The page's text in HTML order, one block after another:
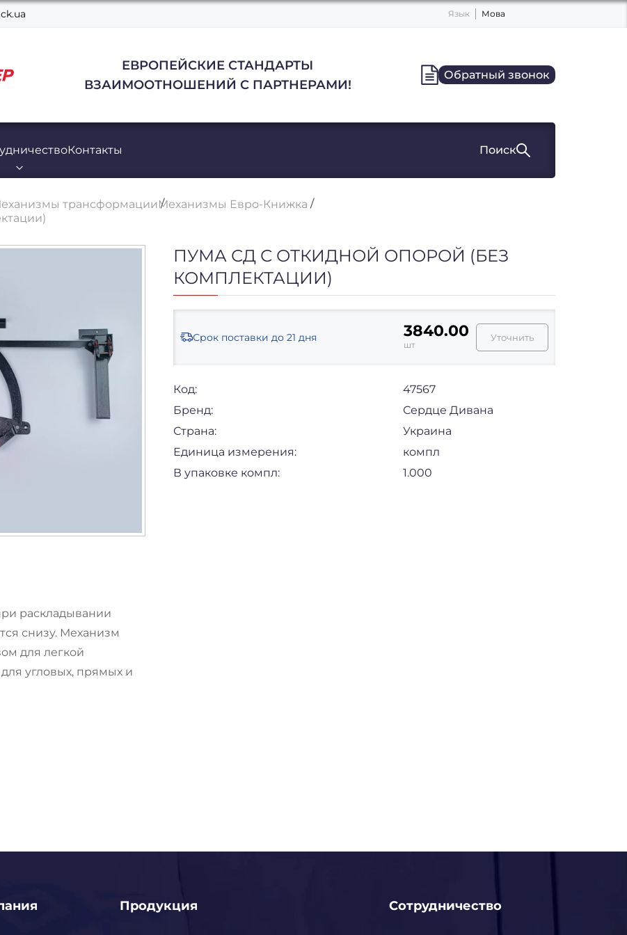
Язык Мова
ЕВРОПЕЙСКИЕ СТАНДАРТЫ
ВЗАИМООТНОШЕНИЙ С ПАРТНЕРАМИ!
Обратный звонок
Контакты Поиск
трансформацииМеханизмы Евро-Книжка
ПУМА СД С ОТКИДНОЙ ОПОРОЙ (БЕЗ
КОМПЛЕКТАЦИИ)
Срок поставки до 21 дня 3840.00
шт
Уточнить
Код:
47567
Бренд:
Сердце Дивана
Страна:
Украина
Единица измерения:
компл
В упаковке компл:
1.000
раскладывании
снизу. Механизм
для легкой
угловых, прямых и
Продукция Сотрудничество